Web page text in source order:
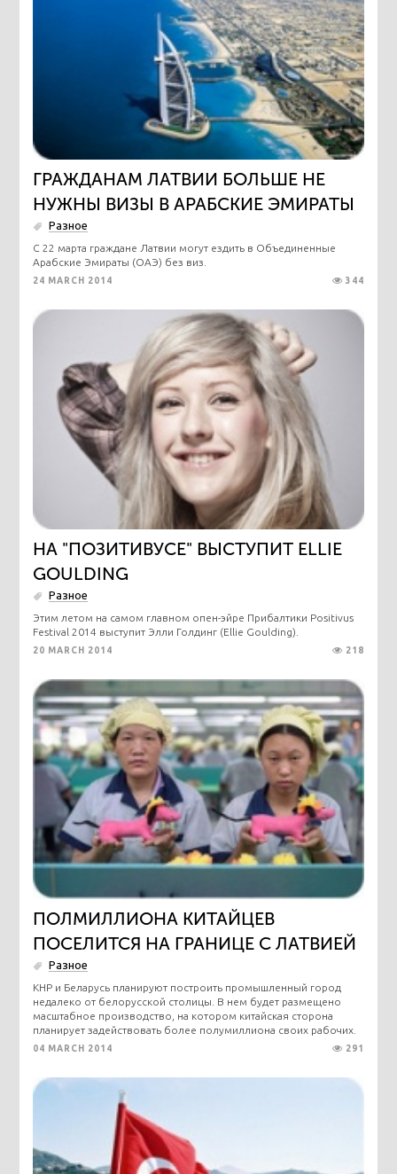
ГРАЖДАНАМ ЛАТВИИ БОЛЬШЕ НЕ
НУЖНЫ ВИЗЫ В АРАБСКИЕ ЭМИРАТЫ
Разное
С 22 марта граждане Латвии могут ездить в Объединенные
Арабские Эмираты (ОАЭ) без виз.
24 MARCH 2014 344
НА "ПОЗИТИВУСЕ" ВЫСТУПИТ ELLIE
GOULDING
Разное
Этим летом на самом главном опен-эйре Прибалтики Positivus
Festival 2014 выступит Элли Голдинг (Ellie Goulding).
20 MARCH 2014 218
ПОЛМИЛЛИОНА КИТАЙЦЕВ
ПОСЕЛИТСЯ НА ГРАНИЦЕ С ЛАТВИЕЙ
Разное
КНР и Беларусь планируют построить промышленный город
недалеко от белорусской столицы. В нем будет размещено
масштабное производство, на котором китайская сторона
планирует задействовать более полумиллиона своих рабочих.
04 MARCH 2014 291